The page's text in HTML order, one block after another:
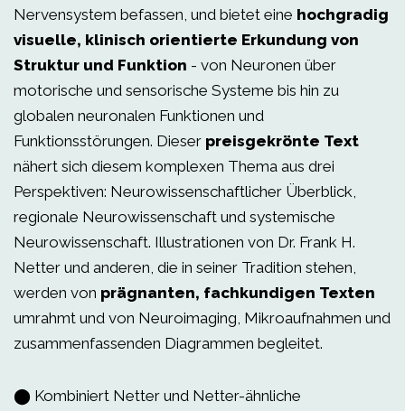
Nervensystem befassen, und bietet eine hochgradig
visuelle, klinisch orientierte Erkundung von
Struktur und Funktion - von Neuronen über
motorische und sensorische Systeme bis hin zu
globalen neuronalen Funktionen und
Funktionsstörungen. Dieser preisgekrönte Text
nähert sich diesem komplexen Thema aus drei
Perspektiven: Neurowissenschaftlicher Überblick,
regionale Neurowissenschaft und systemische
Neurowissenschaft. Illustrationen von Dr. Frank H.
Netter und anderen, die in seiner Tradition stehen,
werden von prägnanten, fachkundigen Texten
umrahmt und von Neuroimaging, Mikroaufnahmen und
zusammenfassenden Diagrammen begleitet.
⬤ Kombiniert Netter und Netter-ähnliche